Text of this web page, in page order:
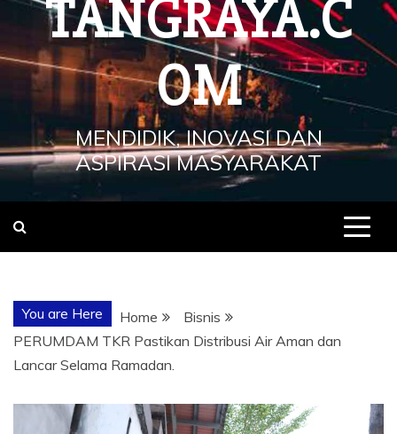
TANGRAYA.C
OM
MENDIDIK, INOVASI DAN
ASPIRASI MASYARAKAT
You are Here Home
Bisnis
PERUMDAM TKR Pastikan Distribusi Air Aman dan
Lancar Selama Ramadan.